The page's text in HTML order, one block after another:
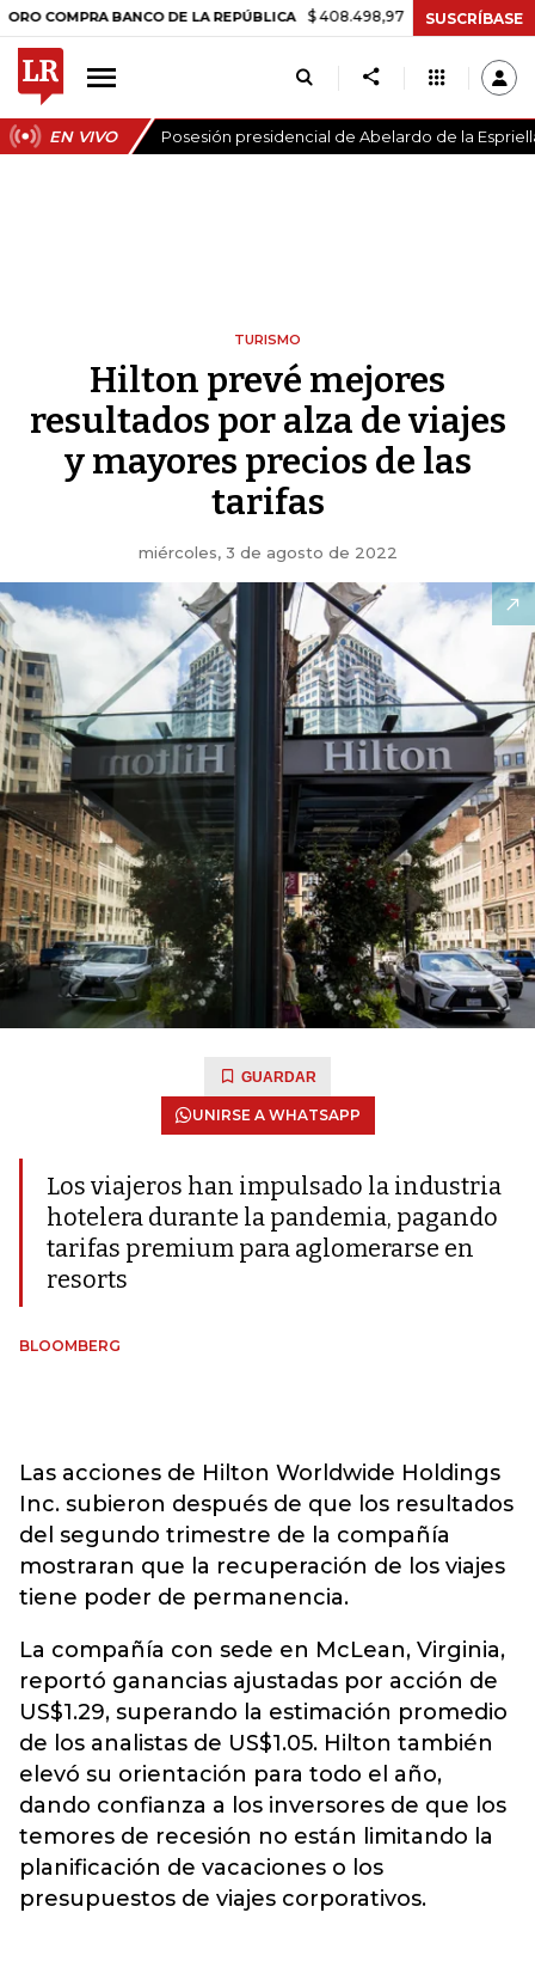
BANCO DE LA REPÚBLICA $ 408.498,97 +$ 8.753,81 +2,19%
SUSCRÍBASE
EN VIVO Posesión presidencial de Abelardo de la
TURISMO
Hilton prevé mejores
resultados por alza de viajes
y mayores precios de las
tarifas
miércoles, 3 de agosto de 2022
GUARDAR
UNIRSE A WHATSAPP
Los viajeros han impulsado la industria
hotelera durante la pandemia, pagando
tarifas premium para aglomerarse en
resorts
BLOOMBERG
Las acciones de Hilton Worldwide Holdings
Inc. subieron después de que los resultados
del segundo trimestre de la compañía
mostraran que la recuperación de los viajes
tiene poder de permanencia.
La compañía con sede en McLean, Virginia,
reportó ganancias ajustadas por acción de
US$1.29, superando la estimación promedio
de los analistas de US$1.05. Hilton también
elevó su orientación para todo el año,
dando confianza a los inversores de que los
temores de recesión no están limitando la
planificación de vacaciones o los
presupuestos de viajes corporativos.